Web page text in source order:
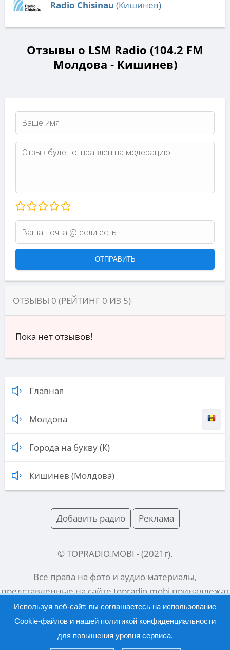
Radio Chisinau (Кишинев)
Отзывы о LSM Radio (104.2 FM
Молдова - Кишинев)
ОТЗЫВЫ 0 (РЕЙТИНГ 0 ИЗ 5)
Пока нет отзывов!
Главная
Молдова
Города на букву (К)
Кишинев (Молдова)
Добавить радио Реклама
© TOPRADIO.MOBI - (2021 г).
Все права на фото и аудио материалы,
представленные на сайтеtopradio.mobiпринадлежат
их законным владельцам.
Используя веб-сайт, вы соглашаетесь на использование
Cookie-файлов и нашей политикой конфиденциальности
для повышения уровня сервиса.